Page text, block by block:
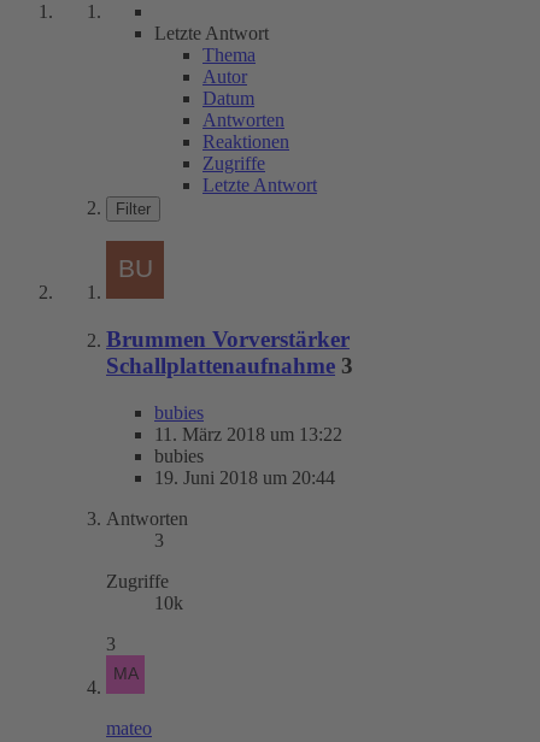
Letzte Antwort
Thema
Autor
Datum
Antworten
Reaktionen
Zugriffe
Letzte Antwort
Filter
Brummen Vorverstärker
Schallplattenaufnahme 3
bubies
11. März 2018 um 13:22
bubies
19. Juni 2018 um 20:44
Antworten
3
Zugriffe
10k
3
mateo